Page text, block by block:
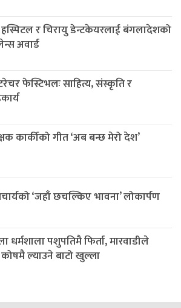
र चिरायु डेन्टकेयरलाई बंगलादेशको
अवार्ड
फेस्टिभलः साहित्य, संस्कृति र
कार्कीको गीत ‘अब बन्छ मेरो देश’
‘जहाँ छचल्किए भावना’ लोकार्पण
धर्मशाला पशुपतिमै फिर्ता, मारवाडीले
ल्याउने बाटो खुल्ला